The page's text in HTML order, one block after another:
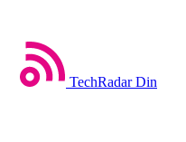
TechRadar Din